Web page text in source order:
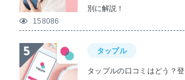
158086
別に解説！
タップル
タップルの口コミはどう？登